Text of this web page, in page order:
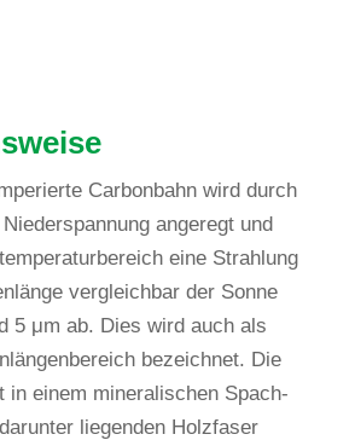
Car­bon­bahn wird durch
ange­regt und
eine Strah­lung
ver­gleichbar der Sonne
5 μm ab. Dies wird auch als
bezeichnet. Die
in einem mine­ra­li­schen Spach­
lie­genden Holz­faser